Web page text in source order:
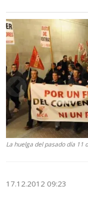
La huelga del pasado día 11
17.12.2012 09:23